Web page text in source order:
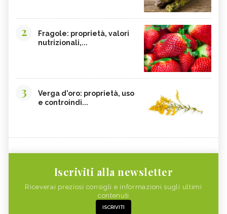
2
Fragole: proprietà, valori
nutrizionali,...
3
Verga d'oro: proprietà, uso
e controindi...
Iscriviti alla newsletter
Riceverai preziosi consigli e informazioni sugli ultimi
contenuti
ISCRIVITI